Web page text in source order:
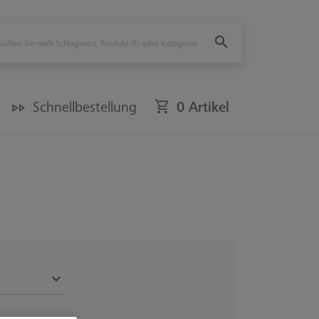
Schnellbestellung 0 Artikel